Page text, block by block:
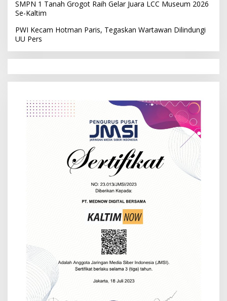
SMPN 1 Tanah Grogot Raih Gelar Juara LCC Museum 2026
Se-Kaltim
PWI Kecam Hotman Paris, Tegaskan Wartawan Dilindungi
UU Pers